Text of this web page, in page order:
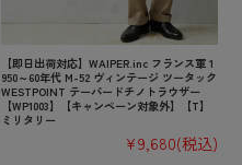
【即日出荷対応】WAIPER.inc フランス軍 1
950～60年代 M-52 ヴィンテージ ツータック
WESTPOINT テーパードチノトラウザー
【WP1003】【キャンペーン対象外】【T】
ミリタリー
¥9,680(税込)